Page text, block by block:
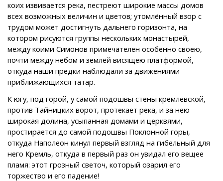
коих извивается река, пестреют широкие массы домов
всех возможных величин и цветов; утомлённый взор с
трудом может достигнуть дальнего горизонта, на
котором рисуются группы нескольких монастырей,
между коими Симонов примечателен особенно своею,
почти между небом и землёй висящею платформой,
откуда наши предки наблюдали за движениями
приближающихся татар.
К югу, под горой, у самой подошвы стены кремлёвской,
против Тайницких ворот, протекает река, и за нею
широкая долина, усыпанная домами и церквями,
простирается до самой подошвы Поклонной горы,
откуда Наполеон кинул первый взгляд на гибельный для
него Кремль, откуда в первый раз он увидал его вещее
пламя: этот грозный светоч, который озарил его
торжество и его падение!